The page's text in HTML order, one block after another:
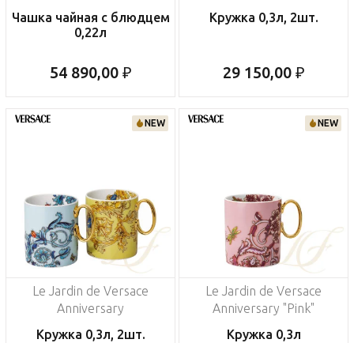
Чашка чайная с блюдцем
0,22л
54 890,00 ₽
Кружка 0,3л, 2шт.
29 150,00 ₽
NEW
Le Jardin de Versace
Anniversary
Кружка 0,3л, 2шт.
NEW
Le Jardin de Versace
Anniversary "Pink"
Кружка 0,3л